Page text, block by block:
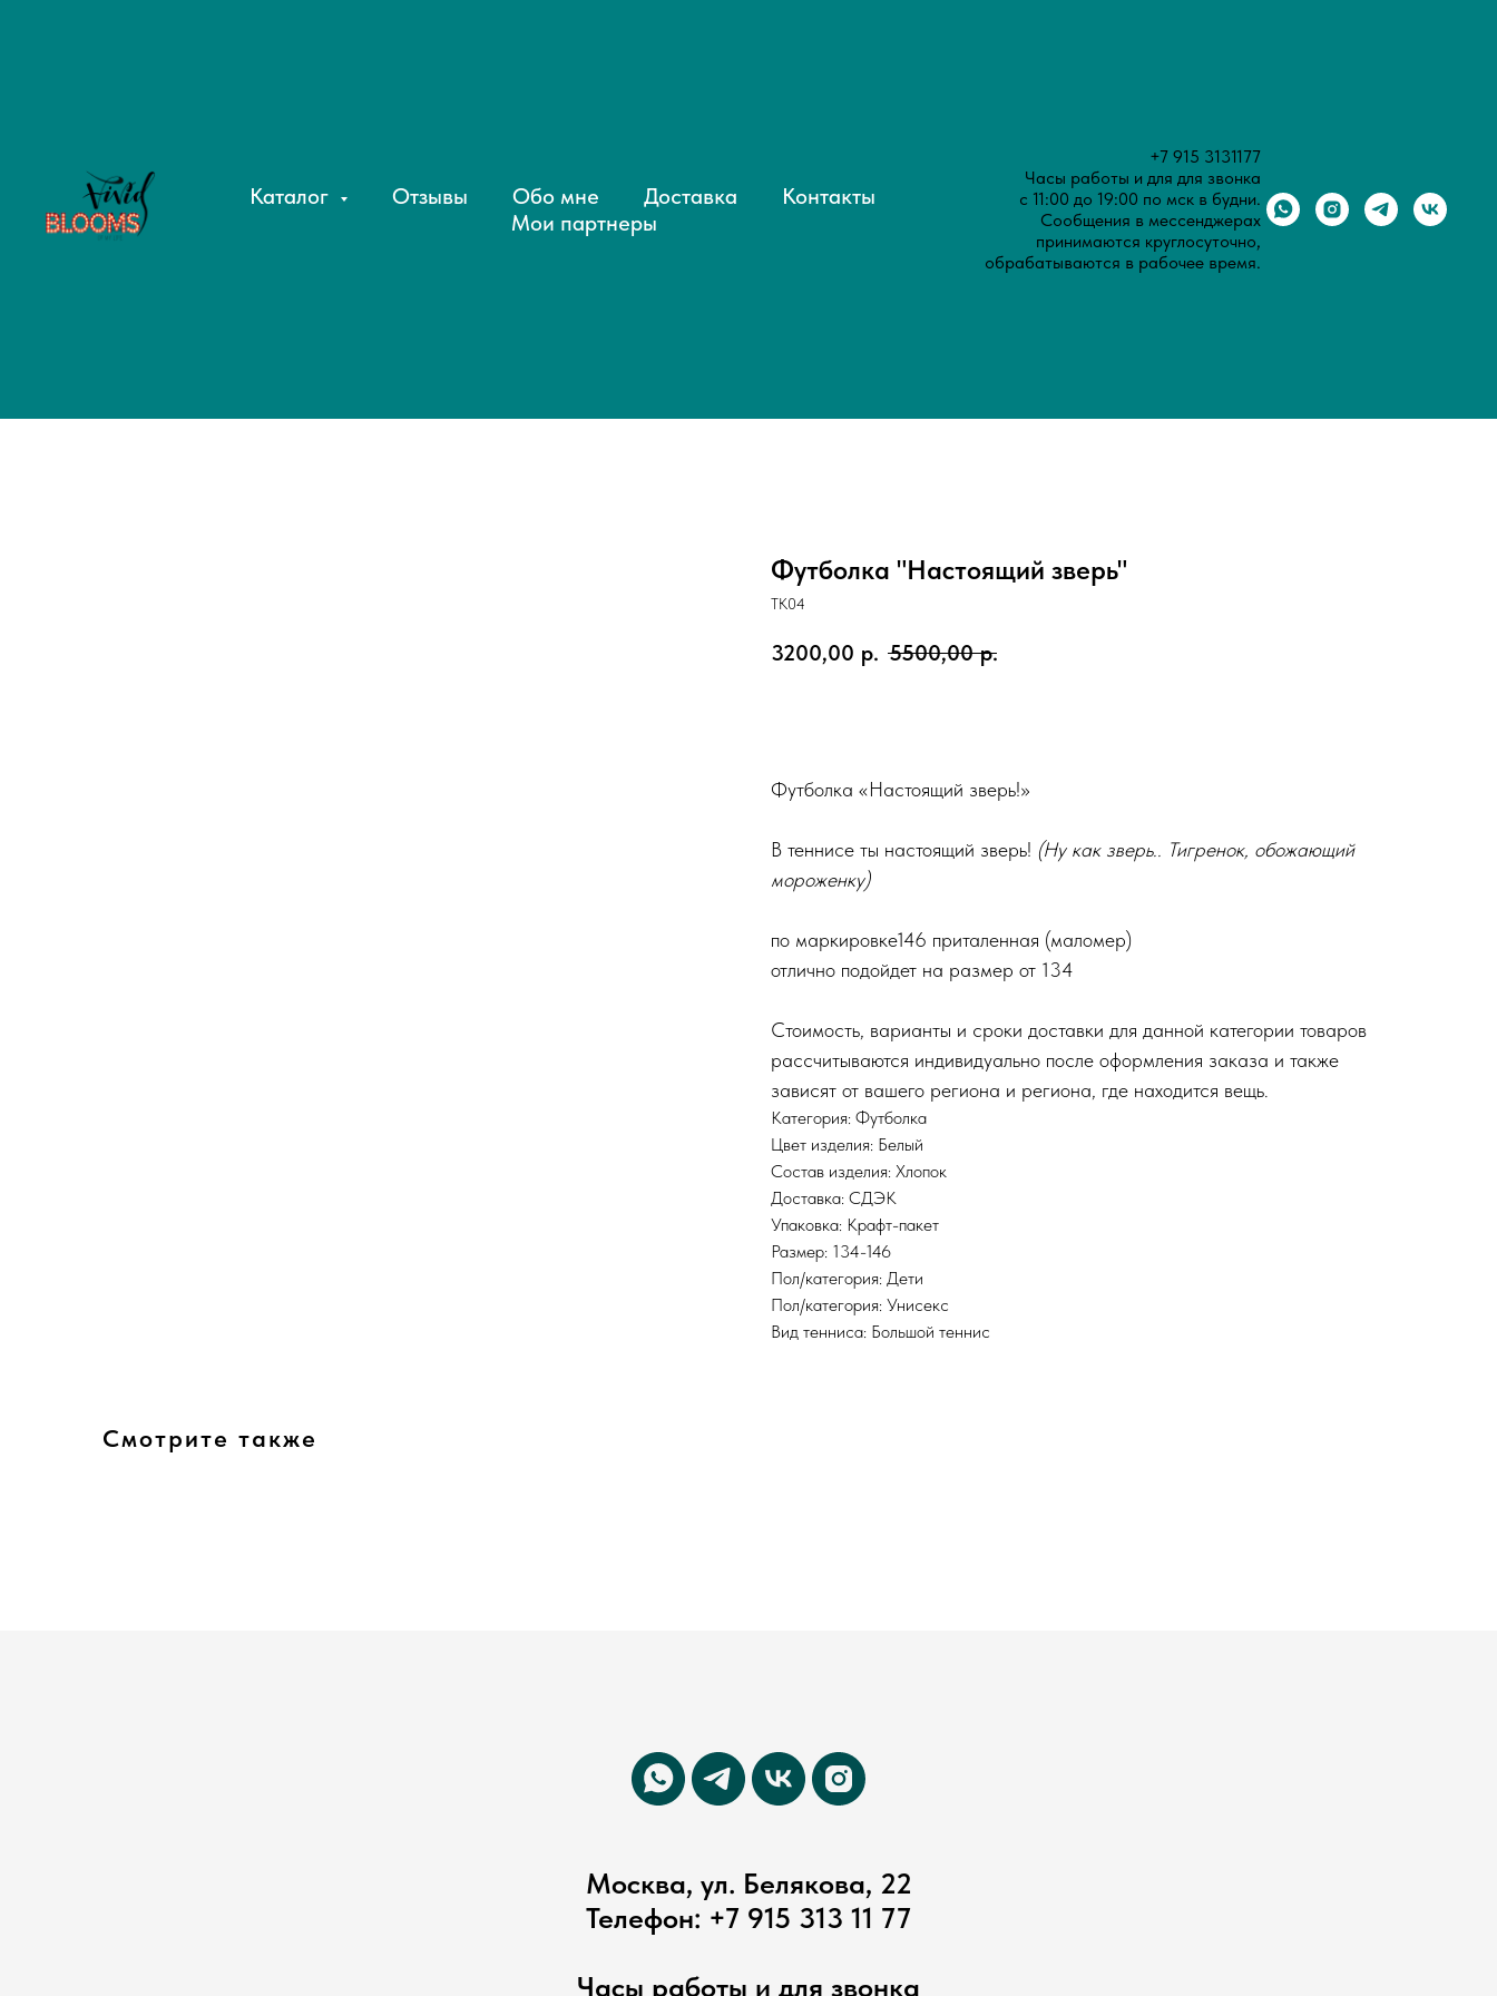
Каталог Отзывы Обо мне Доставка
Контакты
Мои партнеры
+7 915 3131177
Часы работы и для для звонка
с 11:00 до 19:00 по мск в будни.
Сообщения в мессенджерах
принимаются круглосуточно,
обрабатываются в рабочее время.
Футболка "Настоящий зверь"
TK04
3200,00 р. 5500,00 р.
Футболка «Настоящий зверь!»
В теннисе ты настоящий зверь! (Ну как зверь.. Тигренок, обожающий
мороженку)
по маркировке146 приталенная (маломер)
отлично подойдет на размер от 134
Стоимость, варианты и сроки доставки для данной категории товаров
рассчитываются индивидуально после оформления заказа и также
зависят от вашего региона и региона, где находится вещь.
Категория: Футболка
Цвет изделия: Белый
Состав изделия: Хлопок
Доставка: СДЭК
Упаковка: Крафт-пакет
Размер: 134-146
Пол/категория: Дети
Пол/категория: Унисекс
Вид тенниса: Большой теннис
Смотрите также
Москва, ул. Белякова, 22
Телефон: +7 915 313 11 77
Часы работы и для звонка